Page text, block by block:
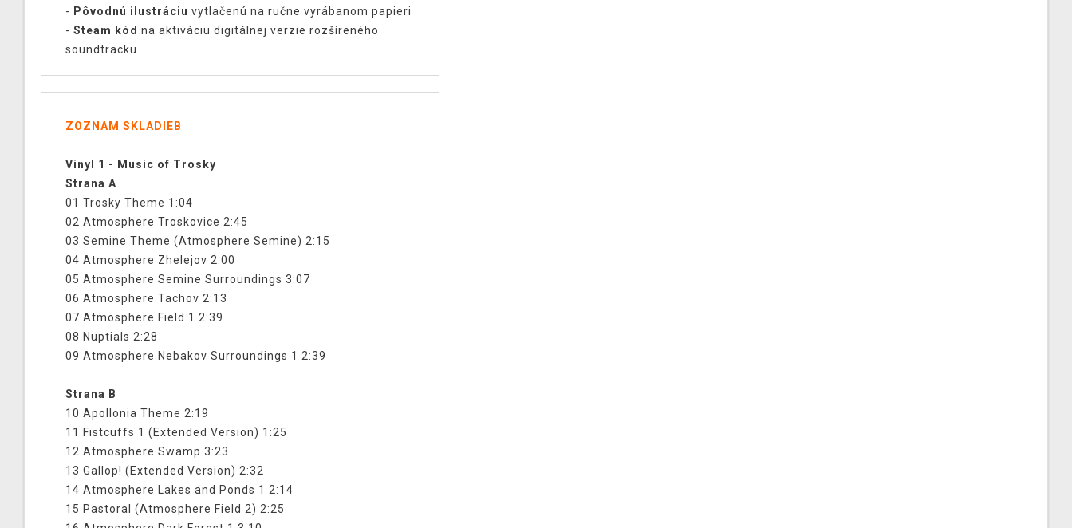
- Pôvodnú ilustráciu vytlačenú na ručne vyrábanom papieri
- Steam kód na aktiváciu digitálnej verzie rozšíreného
soundtracku
ZOZNAM SKLADIEB
Vinyl 1 - Music of Trosky
Strana A
01 Trosky Theme 1:04
02 Atmosphere Troskovice 2:45
03 Semine Theme (Atmosphere Semine) 2:15
04 Atmosphere Zhelejov 2:00
05 Atmosphere Semine Surroundings 3:07
06 Atmosphere Tachov 2:13
07 Atmosphere Field 1 2:39
08 Nuptials 2:28
09 Atmosphere Nebakov Surroundings 1 2:39
Strana B
10 Apollonia Theme 2:19
11 Fistcuffs 1 (Extended Version) 1:25
12 Atmosphere Swamp 3:23
13 Gallop! (Extended Version) 2:32
14 Atmosphere Lakes and Ponds 1 2:14
15 Pastoral (Atmosphere Field 2) 2:25